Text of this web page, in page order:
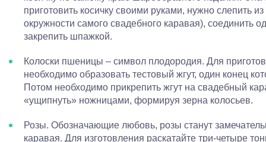
приготовить косичку своими руками, нужно слепить
окружности самого свадебного каравая), соединить
закрепить шпажкой.
Колоски пшеницы – символ плодородия. Для
необходимо образовать тестовый жгут, один конец
Потом необходимо прикрепить жгут на свадебный
«ущипнуть» ножницами, формируя зерна колосьев.
Розы. Обозначающие любовь, розы станут
каравая. Для изготовления раскатайте три-четыре